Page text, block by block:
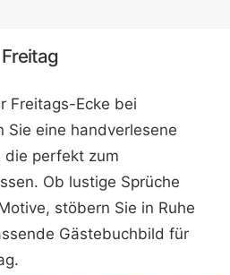
Freitag
Freitags-Ecke bei
Sie eine handverlesene
die perfekt zum
Ob lustige Sprüche
stöbern Sie in Ruhe
Gästebuchbild für